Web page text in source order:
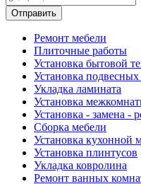
Ремонт мебели
Плиточные работы
Установка бытовой
Установка подвесных
Укладка ламината
Установка
Установка - замена -
Сборка мебели
Установка кухонной
Установка плинтусов
Укладка ковролина
Ремонт ванных